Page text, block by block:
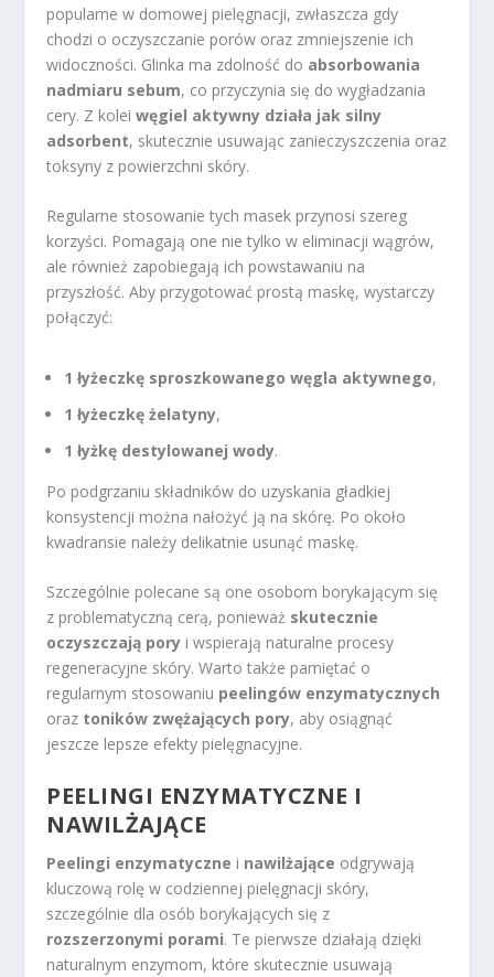
popularne w domowej pielęgnacji, zwłaszcza gdy
chodzi o oczyszczanie porów oraz zmniejszenie ich
widoczności. Glinka ma zdolność do absorbowania
nadmiaru sebum, co przyczynia się do wygładzania
cery. Z koleiwęgiel aktywny działa jak silny
adsorbent, skutecznie usuwając zanieczyszczenia oraz
toksyny z powierzchni skóry.
Regularne stosowanie tych masek przynosi szereg
korzyści. Pomagają one nie tylko w eliminacji wągrów,
ale również zapobiegają ich powstawaniu na
przyszłość. Aby przygotować prostą maskę, wystarczy
połączyć:
1 łyżeczkę sproszkowanego węgla aktywnego,
1 łyżeczkę żelatyny,
1 łyżkę destylowanej wody.
Po podgrzaniu składników do uzyskania gładkiej
konsystencji można nałożyć ją na skórę. Po około
kwadransie należy delikatnie usunąć maskę.
Szczególnie polecane są one osobom borykającym się
z problematyczną cerą, ponieważ skutecznie
oczyszczają pory i wspierają naturalne procesy
regeneracyjne skóry. Warto także pamiętać o
regularnym stosowaniu peelingów enzymatycznych
oraz toników zwężających pory, aby osiągnąć
jeszcze lepsze efekty pielęgnacyjne.
PEELINGI ENZYMATYCZNE I
NAWILŻAJĄCE
Peelingi enzymatyczne i nawilżające odgrywają
kluczową rolę w codziennej pielęgnacji skóry,
szczególnie dla osób borykających się z
rozszerzonymi porami. Te pierwsze działają dzięki
naturalnym enzymom, które skutecznie usuwają